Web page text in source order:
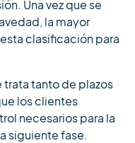
Una vez que se
la mayor
clasificación para
trata tanto de plazos
los clientes
necesarios para la
siguiente fase.